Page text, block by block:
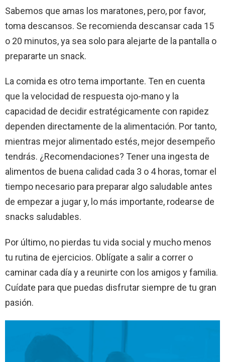
Sabemos que amas los maratones, pero, por favor,
toma descansos. Se recomienda descansar cada 15
o 20 minutos, ya sea solo para alejarte de la pantalla o
prepararte un snack.
La comida es otro tema importante. Ten en cuenta
que la velocidad de respuesta ojo-mano y la
capacidad de decidir estratégicamente con rapidez
dependen directamente de la alimentación. Por tanto,
mientras mejor alimentado estés, mejor desempeño
tendrás. ¿Recomendaciones? Tener una ingesta de
alimentos de buena calidad cada 3 o 4 horas, tomar el
tiempo necesario para preparar algo saludable antes
de empezar a jugar y, lo más importante, rodearse de
snacks saludables.
Por último, no pierdas tu vida social y mucho menos
tu rutina de ejercicios. Oblígate a salir a correr o
caminar cada día y a reunirte con los amigos y familia.
Cuídate para que puedas disfrutar siempre de tu gran
pasión.